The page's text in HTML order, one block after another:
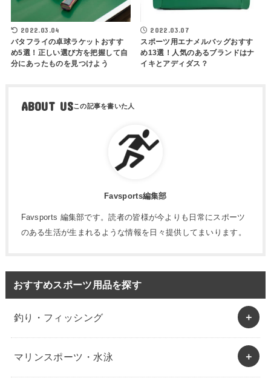
2022.03.04
バタフライの卓球ラケットおすす
め5選！正しい選び方を把握して自
分にあったものを見つけよう
2022.03.07
スポーツ用エナメルバッグおすす
め13選！人気のあるブランドはナ
イキとアディダス？
ABOUT US
Favsports編集部
Favsports 編集部です。読者の皆様が今よりも日常にスポーツ
のある生活が生まれるような情報を日々提供してまいります。
おすすめスポーツ用品を探す
釣り・フィッシング
マリンスポーツ・水泳